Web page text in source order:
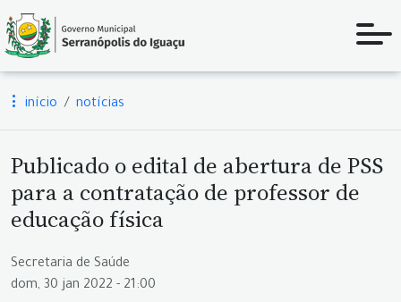
início notícias
Publicado o edital de abertura de PSS
para a contratação de professor de
educação física
Secretaria de Saúde
dom, 30 jan 2022 - 21:00